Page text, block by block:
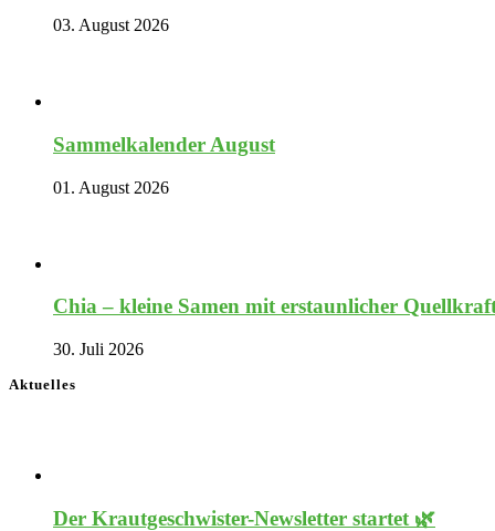
03. August 2026
Sammelkalender August
01. August 2026
Chia – kleine Samen mit erstaunlicher
30. Juli 2026
Aktuelles
Der Krautgeschwister-Newsletter startet 🌿